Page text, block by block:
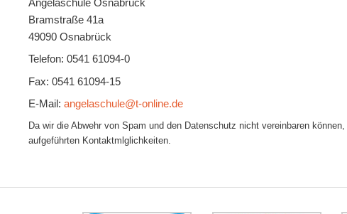
Bramstraße 41a
49090 Osnabrück
Telefon: 0541 61094-0
Fax: 0541 61094-15
E-Mail:angelaschule@t-online.de
Da wir die Abwehr von Spam und den Datenschutz nicht vereinbaren
aufgeführten Kontaktmlglichkeiten.